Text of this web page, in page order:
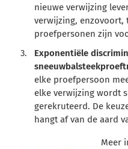
nieuwe verwijzing
verwijzing, enzovoort,
proefpersonen zijn
Exponentiële
elke proefpersoon
elke verwijzing wordt
gerekruteerd. De
hangt af van de aard
Meer